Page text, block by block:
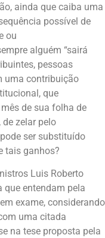
ainda que caiba uma
possível de
ou
alguém “sairá
pessoas
uma contribuição
que
de sua folha de
de zelar pelo
ser substituído
tais ganhos?
Luis Roberto
que entendam pela
exame, considerando
uma citada
na tese proposta pela